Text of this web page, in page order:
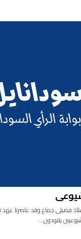
فضيلى جماع وقد عاصرنا
يقودون…